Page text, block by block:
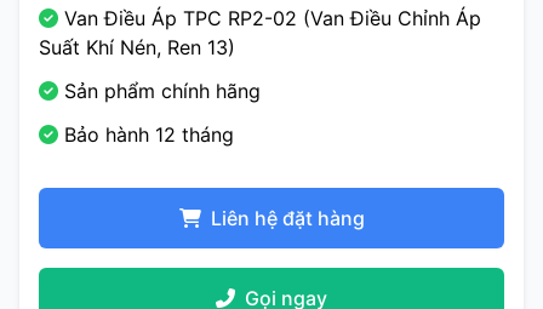
Van Điều Áp TPC RP2-02 (Van Điều Chỉnh Áp
Suất Khí Nén, Ren 13)
Sản phẩm chính hãng
Bảo hành 12 tháng
Liên hệ đặt hàng
Gọi ngay